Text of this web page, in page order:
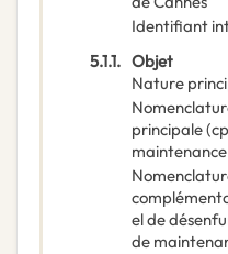
Identifiant
5.1.1. Objet
Nature
principale(
el de
de